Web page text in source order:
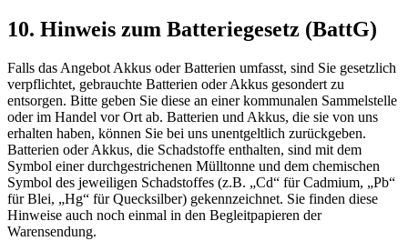
10. Hinweis zum Batteriegesetz (BattG)
Falls das Angebot Akkus oder Batterien umfasst, sind Sie gesetzlich
verpflichtet, gebrauchte Batterien oder Akkus gesondert zu
entsorgen. Bitte geben Sie diese an einer kommunalen Sammelstelle
oder im Handel vor Ort ab. Batterien und Akkus, die sie von uns
erhalten haben, können Sie bei uns unentgeltlich zurückgeben.
Batterien oder Akkus, die Schadstoffe enthalten, sind mit dem
Symbol einer durchgestrichenen Mülltonne und dem chemischen
Symbol des jeweiligen Schadstoffes (z.B. „Cd“ für Cadmium, „Pb“
für Blei, „Hg“ für Quecksilber) gekennzeichnet. Sie finden diese
Hinweise auch noch einmal in den Begleitpapieren der
Warensendung.